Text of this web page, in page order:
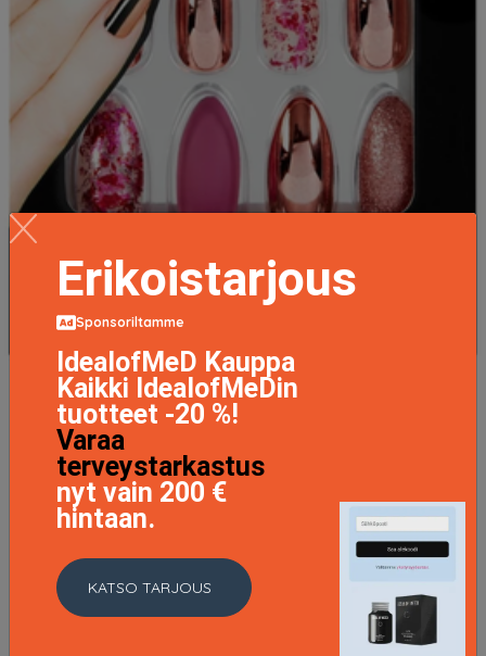
Nail Addict Artifical Nails Chrome Pink Foil
15.5 EUR
LISÄTIETOJA
Erikoistarjous
Sponsoriltamme
IdealofMeD Kauppa
Kaikki IdealofMeDin
tuotteet -20 %!
Varaa
terveystarkastus
nyt vain 200 €
hintaan.
KATSO TARJOUS